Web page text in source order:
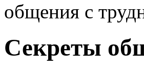
общения с
Секреты